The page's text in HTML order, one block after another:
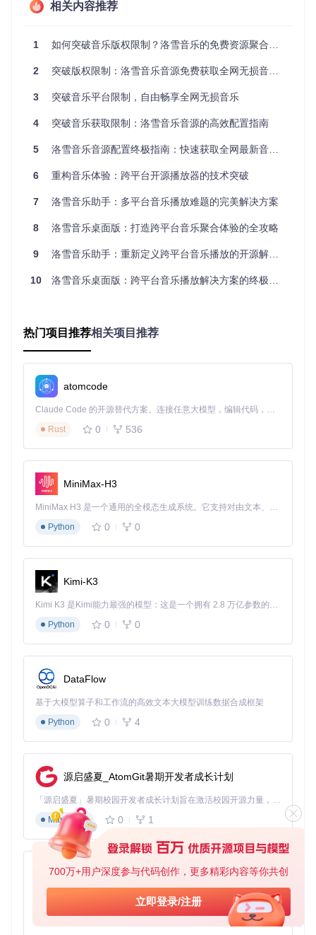
700万+用户深度参与代码创作，更多精彩内容等你共创
立即登录/注册
好的文件。导入完成后，系统会自动进行格式验证，通过验证
高效配置技巧
为提升配置效率，建议采用"核心+备用"的音源组合策略。选择
类型的备用音源。这种组合方式可以有效降低单一音源失效带
合，这两个音源均支持多平台FLAC格式，能满足高品质音乐
源获取成功率超过95%。
资源全面型用户
SVIP音源"的组合。前者支持多平台320K音质，后者则在特定
低配置设备用户
针对性能有限的设备，推荐使用"HUIBQ音源"，虽然仅支持32
0K音质，但资源获取速度快，对设备性能要求低，适合在老旧
电脑或移动设备上使用。
常见问题解决：可折叠式问答列表
Q: 导入音源后无法搜索到歌曲怎么办？
Q: 如何获取最新的音源配置文件？
进阶使用策略：打造个性化音乐体验
音源优先级设置
洛雪音乐支持调整音源优先级，通过拖拽音源列表可以改变搜
索顺序。建议将稳定性高的音源排在前面，特殊功能的音源
（如高清音质、稀有资源）排在后面，形成层次化的搜索体
定期维护机制
音乐平台接口经常变化，建议建立每月维护习惯：①检查音源
更新 ②测试各音源有效性 ③清理失效或重复的音源 ④备份当
前有效配置。这种维护机制能确保长期稳定的使用体验。
通过本文介绍的方法，即使是新手用户也能快速掌握洛雪音乐
的音源配置技巧。记住，最佳配置方案不是一成不变的，需要
根据个人需求和平台变化不断优化调整。希望这篇指南能帮助
你突破音乐资源限制，打造属于自己的个性化音乐库。
lxmusic-
lxmusic(洛雪音乐)全网最新最全音源
项目地址：https://gitcode.com/gh_mirrors/lx/lxmusic-
相关内容推荐
1 如何突破音乐版权限制？洛雪音乐的免费资源聚合使用指南
2 突破版权限制：洛雪音乐音源免费获取全网无损音乐完整指南
3 突破音乐平台限制，自由畅享全网无损音乐
4 突破音乐获取限制：洛雪音乐音源的高效配置指南
5 洛雪音乐音源配置终极指南：快速获取全网最新音乐资源
6 重构音乐体验：跨平台开源播放器的技术突破
7 洛雪音乐助手：多平台音乐播放难题的完美解决方案
8 洛雪音乐桌面版：打造跨平台音乐聚合体验的全攻略
9 洛雪音乐助手：重新定义跨平台音乐播放的开源解决方案
10 洛雪音乐桌面版：跨平台音乐播放解决方案的终极指南
热门项目推荐相关项目推荐
atomcode
Claude Code 的开源替代方案。连接任意大模型，编辑代码，运行命令，自动验证 — 全自动执行。用 Rust 构建，极致性能。 ｜ An open-source alternative to Claude Code. Connect any LLM, edit code, run commands, and verify changes — autonomously. Built in Rust for speed. Get Started
Rust
0 536
MiniMax-H3
MiniMax H3 是一个通用的全模态生成系统。它支持对由文本、图像、视频和音频组成的多模态上下文进行统一理解，并能生成分辨率高达 2K、时长可达 15 秒的带原生立体声音频的视频。得益于面向任务泛化的系统设计，H3 在预训练阶段就已具备广泛的多模态上下文理解与生成能力，能够出色地执行复杂的多模态指令。
Python
0 0
Kimi-K3
Kimi K3 是Kimi能力最强的模型：这是一个拥有 2.8 万亿参数的混合专家（MoE）模型，具备原生视觉理解能力，并支持 100 万 token 的上下文窗口。
Python
0 0
DataFlow
基于大模型算子和工作流的高效文本大模型训练数据合成框架
Python
0 4
源启盛夏_AtomGit暑期开发者成长计划
「源启盛夏」暑期校园开发者成长计划旨在激活校园开源力量，通过积分激励、认证扶持、资源倾斜等形式，引导高校组织和开发者完成「入驻 — 建项目 — 做贡献 — 获认证 — 得资源」的完整闭环。无论你是想带领社团入驻平台的组织者，还是希望用代码贡献证明自己的开发者，都能在这里找到属于你的成长路径。
Markdown
0 1
py-xiaozhi
基于Python的Xiaozhi AI，适用于想要完整Xiaozhi体验而无需拥有专用硬件的用户。
Python
0 1